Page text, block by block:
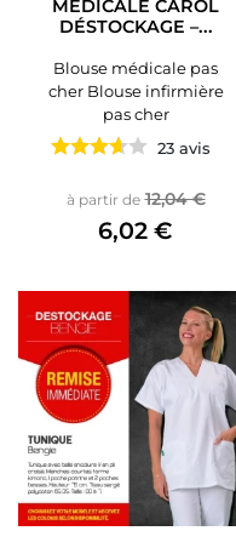
MÉDICALE CAROL
DÉSTOCKAGE –...
Blouse médicale pas
cher Blouse infirmière
pas cher
23 avis
à partir de Prix de
12,04 €Prix
6,02 €